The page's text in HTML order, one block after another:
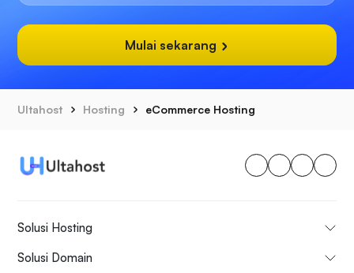
Mulai sekarang
Ultahost Hosting eCommerce Hosting
Solusi Hosting
Solusi Domain